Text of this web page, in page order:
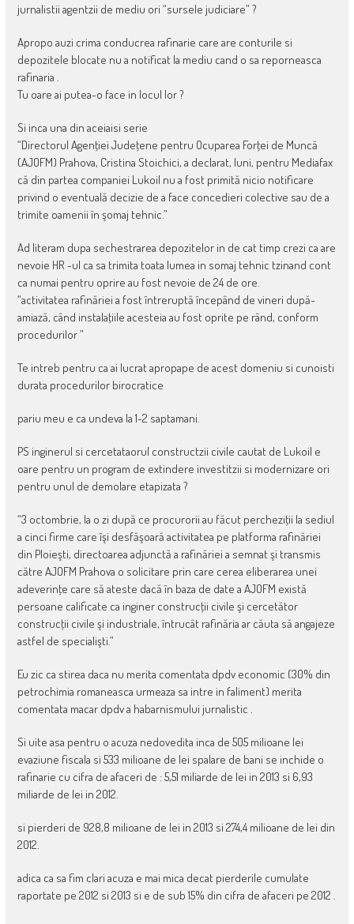
jurnalistii agentzii de mediu ori “sursele judiciare” ?
Apropo auzi crima conducrea rafinarie care are conturile si
depozitele blocate nu a notificat la mediu cand o sa reporneasca
rafinaria .
Tu oare ai putea-o face in locul lor ?
Si inca una din aceiaisi serie
“Directorul Agenţiei Judeţene pentru Ocuparea Forţei de Muncă
(AJOFM) Prahova, Cristina Stoichici, a declarat, luni, pentru Mediafax
că din partea companiei Lukoil nu a fost primită nicio notificare
privind o eventuală decizie de a face concedieri colective sau de a
trimite oamenii în şomaj tehnic.”
Ad literam dupa sechestrarea depozitelor in de cat timp crezi ca are
nevoie HR -ul ca sa trimita toata lumea in somaj tehnic tzinand cont
ca numai pentru oprire au fost nevoie de 24 de ore.
“activitatea rafinăriei a fost întreruptă începând de vineri după-
amiază, când instalaţiile acesteia au fost oprite pe rând, conform
procedurilor ”
Te intreb pentru ca ai lucrat apropape de acest domeniu si cunoisti
durata procedurilor birocratice
pariu meu e ca undeva la 1-2 saptamani.
PS inginerul si cercetataorul constructzii civile cautat de Lukoil e
oare pentru un program de extindere investitzii si modernizare ori
pentru unul de demolare etapizata ?
“3 octombrie, la o zi după ce procurorii au făcut percheziţii la sediul
a cinci firme care îşi desfăşoară activitatea pe platforma rafinăriei
din Ploieşti, directoarea adjunctă a rafinăriei a semnat şi transmis
către AJOFM Prahova o solicitare prin care cerea eliberarea unei
adeverinţe care să ateste dacă în baza de date a AJOFM există
persoane calificate ca inginer construcţii civile şi cercetător
construcţii civile şi industriale, întrucât rafinăria ar căuta să angajeze
astfel de specialişti.”
Eu zic ca stirea daca nu merita comentata dpdv economic (30% din
petrochimia romaneasca urmeaza sa intre in faliment) merita
comentata macar dpdv a habarnismului jurnalistic .
Si uite asa pentru o acuza nedovedita inca de 505 milioane lei
evaziune fiscala si 533 milioane de lei spalare de bani se inchide o
rafinarie cu cifra de afaceri de : 5,51 miliarde de lei in 2013 si 6,93
miliarde de lei in 2012.
si pierderi de 928,8 milioane de lei in 2013 si 274,4 milioane de lei din
2012.
adica ca sa fim clari acuza e mai mica decat pierderile cumulate
raportate pe 2012 si 2013 si e de sub 15% din cifra de afaceri pe 2012 .